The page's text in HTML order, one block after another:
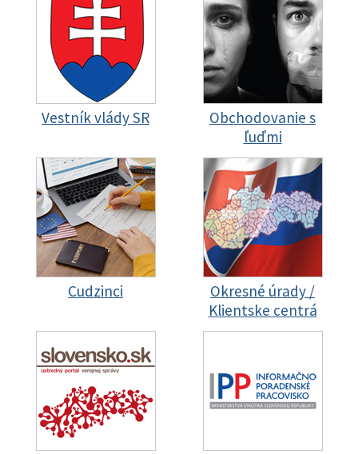
Vestník vlády SR
Obchodovanie s
ľuďmi
Cudzinci
Okresné úrady /
Klientske centrá